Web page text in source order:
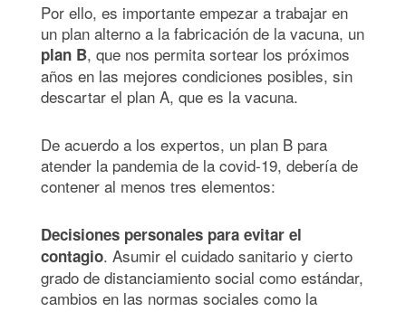
Por ello, es importante empezar a trabajar en
un plan alterno a la fabricación de la vacuna, un
plan B, que nos permita sortear los próximos
años en las mejores condiciones posibles, sin
descartar el plan A, que es la vacuna.
De acuerdo a los expertos, un plan B para
atender la pandemia de la covid-19, debería de
contener al menos tres elementos:
Decisiones personales para evitar el
contagio. Asumir el cuidado sanitario y cierto
grado de distanciamiento social como estándar,
cambios en las normas sociales como la